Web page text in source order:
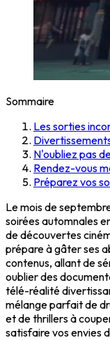
Sommaire
Les sorties
N'oubliez pas
Rendez-vous
Préparez vos
Le mois de
soirées automnales
de découvertes
prépare à gâter ses
contenus, allant de
oublier des
télé-réalité
mélange parfait de
et de thrillers à
satisfaire vos envies